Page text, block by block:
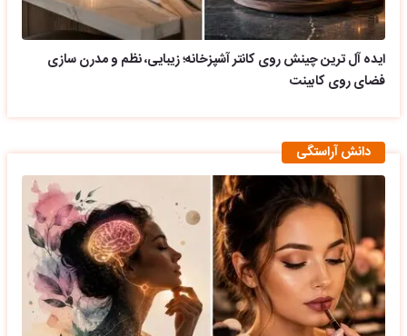
ایده آل ترین چینش روی کانتر آشپزخانه؛ زیبایی، نظم و مدرن سازی
فضای روی کابینت
دانش آراستگی